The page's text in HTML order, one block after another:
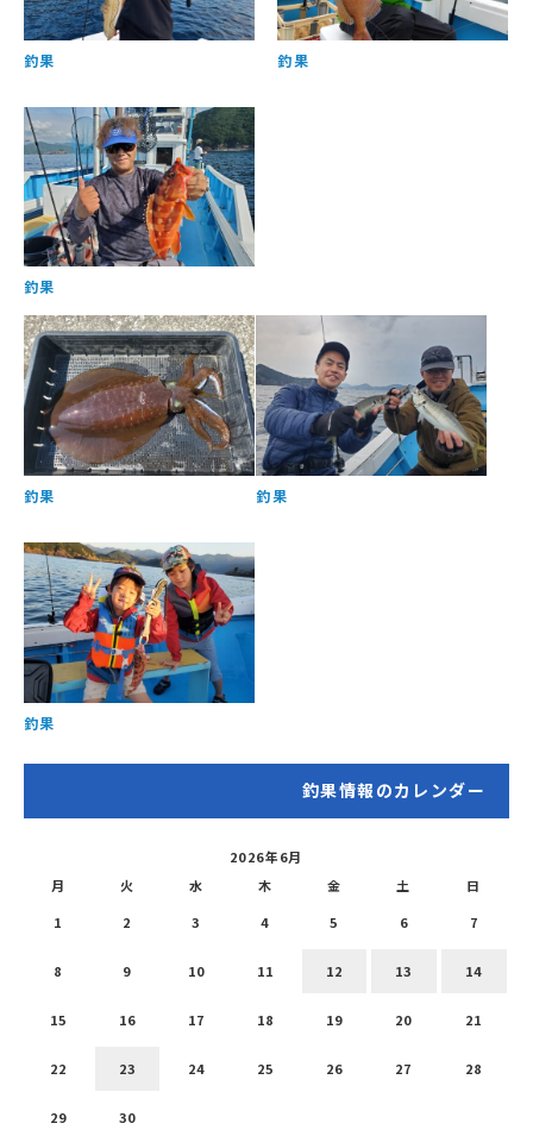
釣果 釣果
釣果
釣果 釣果
釣果
釣果情報のカレンダー
2026年6月
月
火 水 木 金 土 日
1 2 3 4 5 6 7
8 9 10 11 12 13 14
15 16 17 18 19 20 21
22 23 24 25 26 27 28
29 30